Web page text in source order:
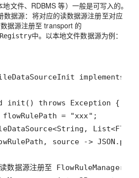
文件、RDBMS 等）一般是可写入的。
数据源：将对应的读数据源注册至对应
据源注册至 transport 的
中。以本地文件数据源为例：